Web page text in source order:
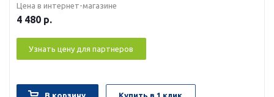
Цена в интернет-магазине
4 480 р.
Узнать цену для партнеров
В корзину Купить в 1 клик